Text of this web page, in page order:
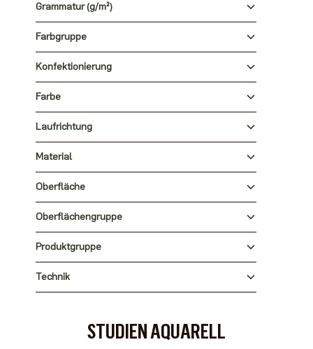
Grammatur (g/m²)
Farbgruppe
Konfektionierung
Farbe
Laufrichtung
Material
Oberfläche
Oberflächengruppe
Produktgruppe
Technik
STUDIEN AQUARELL